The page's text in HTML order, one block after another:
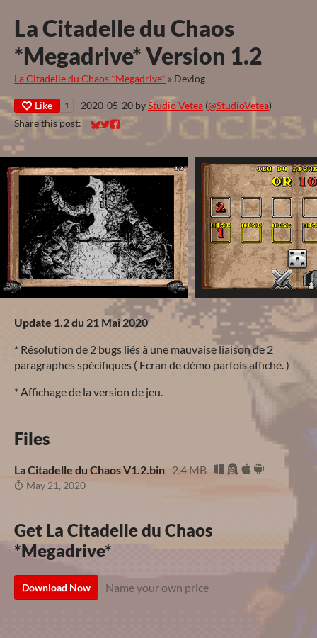
La Citadelle du Chaos
*Megadrive* Version 1.2
La Citadelle du Chaos *Megadrive* » Devlog
Like 1 2020-05-20 byStudio Vetea (@StudioVetea)
Share this post:
Share on Bluesky
Share on Twitter
Share on Facebook
Update 1.2 du 21 Mai 2020
* Résolution de 2 bugs liés à une mauvaise liaison de 2
paragraphes spécifiques ( Ecran de démo parfois affiché. )
* Affichage de la version de jeu.
Files
La Citadelle du Chaos V1.2.bin 2.4 MB
May 21, 2020
Get La Citadelle du Chaos
*Megadrive*
Download Now Name your own price